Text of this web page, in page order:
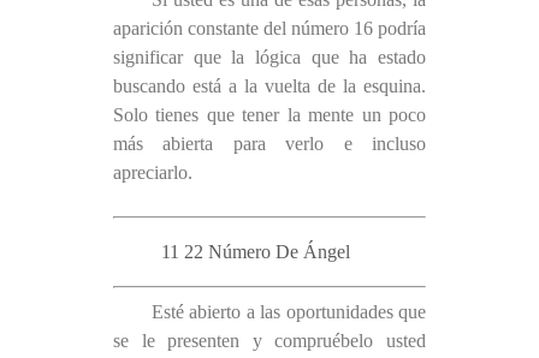
aparición constante del número 16 podría
significar que la lógica que ha estado
buscando está a la vuelta de la esquina.
Solo tienes que tener la mente un poco
más abierta para verlo e incluso
apreciarlo.
11 22 Número De Ángel
Esté abierto a las oportunidades que
se le presenten y compruébelo usted